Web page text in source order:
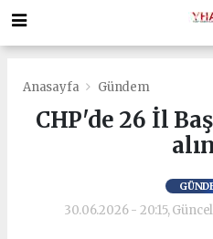
Anasayfa Gündem
CHP'de 26 İl
30.06.2026 - 20:15,